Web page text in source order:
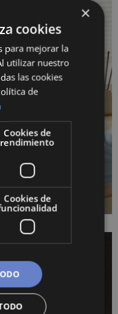
×
cookies
para mejorar la
utilizar nuestro
las cookies
de
Cookies de
rendimiento
Cookies de